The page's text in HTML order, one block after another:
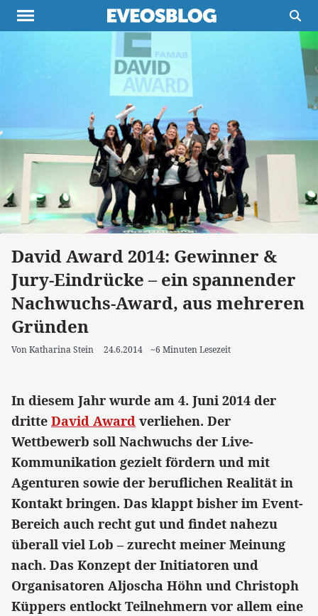
Projekte
Inspiration
Über uns
Buchtipps
Newsletter
David Award 2014: Gewinner &
Jury-Eindrücke – ein spannender
Nachwuchs-Award, aus mehreren
Gründen
Von Katharina Stein 24.6.2014 ~6 Minuten Lesezeit
In diesem Jahr wurde am 4. Juni 2014 der
dritte David Award verliehen. Der
Wettbewerb soll Nachwuchs der Live-
Kommunikation gezielt fördern und mit
Agenturen sowie der beruflichen Realität in
Kontakt bringen. Das klappt bisher im Event-
Bereich auch recht gut und findet nahezu
überall viel Lob – zurecht meiner Meinung
nach. Das Konzept der Initiatoren und
Organisatoren Aljoscha Höhn und Christoph
Küppers entlockt Teilnehmern vor allem eine